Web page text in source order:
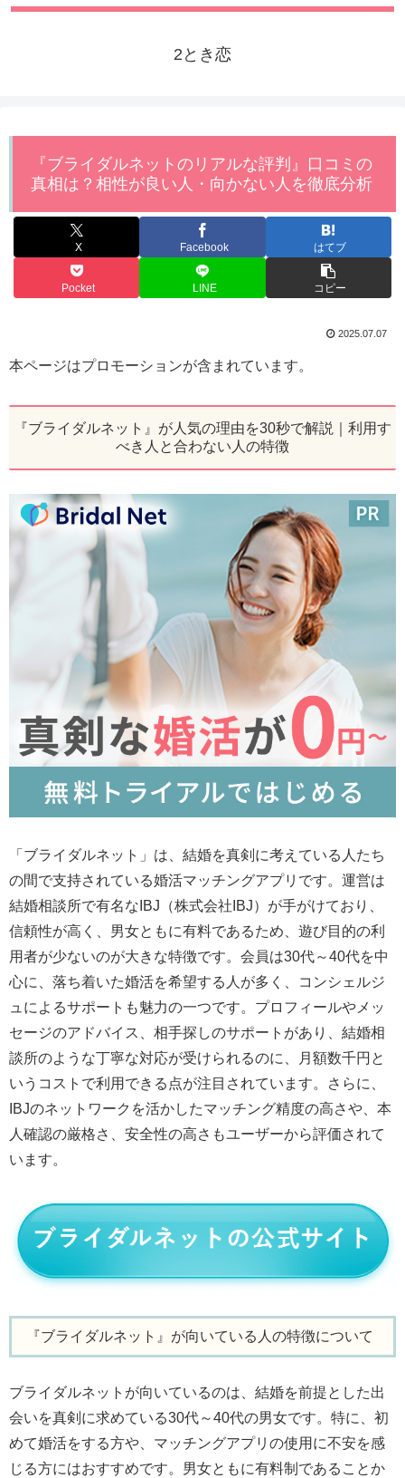
2とき恋
『ブライダルネットのリアルな評判』口コミの
真相は？相性が良い人・向かない人を徹底分析
X Facebook はてブ
Pocket LINE コピー
2025.07.07
本ページはプロモーションが含まれています。
『ブライダルネット』が人気の理由を30秒で解説｜利用す
べき人と合わない人の特徴
「ブライダルネット」は、結婚を真剣に考えている人たち
の間で支持されている婚活マッチングアプリです。運営は
結婚相談所で有名なIBJ（株式会社IBJ）が手がけており、
信頼性が高く、男女ともに有料であるため、遊び目的の利
用者が少ないのが大きな特徴です。会員は30代～40代を中
心に、落ち着いた婚活を希望する人が多く、コンシェルジ
ュによるサポートも魅力の一つです。プロフィールやメッ
セージのアドバイス、相手探しのサポートがあり、結婚相
談所のような丁寧な対応が受けられるのに、月額数千円と
いうコストで利用できる点が注目されています。さらに、
IBJのネットワークを活かしたマッチング精度の高さや、本
人確認の厳格さ、安全性の高さもユーザーから評価されて
います。
『ブライダルネット』が向いている人の特徴について
ブライダルネットが向いているのは、結婚を前提とした出
会いを真剣に求めている30代～40代の男女です。特に、初
めて婚活をする方や、マッチングアプリの使用に不安を感
じる方にはおすすめです。男女ともに有料制であることか